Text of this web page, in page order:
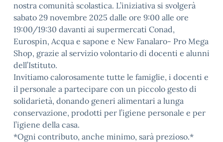
nostra comunità scolastica. L’iniziativa si svolgerà
sabato 29 novembre 2025 dalle ore 9:00 alle ore
19:00/19:30 davanti ai supermercati Conad,
Eurospin, Acqua e sapone e New Fanalaro- Pro Mega
Shop, grazie al servizio volontario di docenti e alunni
dell’Istituto.
Invitiamo calorosamente tutte le famiglie, i docenti e
il personale a partecipare con un piccolo gesto di
solidarietà, donando generi alimentari a lunga
conservazione, prodotti per l’igiene personale e per
l’igiene della casa.
*Ogni contributo, anche minimo, sarà prezioso.*